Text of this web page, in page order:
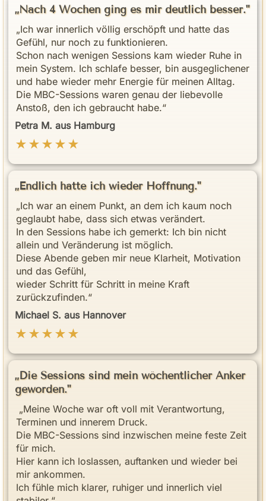
„Nach 4 Wochen ging es mir deutlich besser."
„Ich war innerlich völlig erschöpft und hatte das
Gefühl, nur noch zu funktionieren.
Schon nach wenigen Sessions kam wieder Ruhe in
mein System. Ich schlafe besser, bin ausgeglichener
und habe wieder mehr Energie für meinen Alltag.
Die MBC-Sessions waren genau der liebevolle
Anstoß, den ich gebraucht habe.“
Petra M. aus Hamburg
★★★★★
„Endlich hatte ich wieder Hoffnung."
„Ich war an einem Punkt, an dem ich kaum noch
geglaubt habe, dass sich etwas verändert.
In den Sessions habe ich gemerkt: Ich bin nicht
allein und Veränderung ist möglich.
Diese Abende geben mir neue Klarheit, Motivation
und das Gefühl,
wieder Schritt für Schritt in meine Kraft
zurückzufinden.“
Michael S. aus Hannover
★★★★★
„Die Sessions sind mein wöchentlicher Anker
geworden."
„Meine Woche war oft voll mit Verantwortung,
Terminen und innerem Druck.
Die MBC-Sessions sind inzwischen meine feste Zeit
für mich.
Hier kann ich loslassen, auftanken und wieder bei
mir ankommen.
Ich fühle mich klarer, ruhiger und innerlich viel